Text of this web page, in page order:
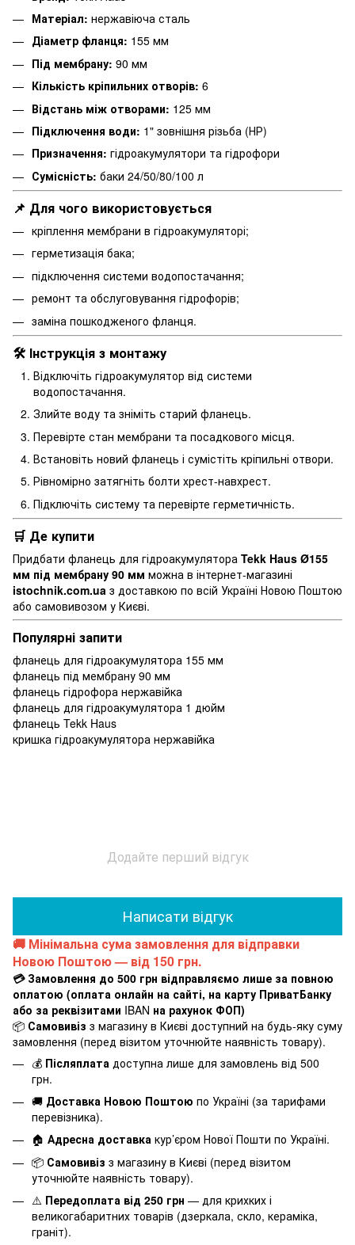
Матеріал: нержавіюча сталь
Діаметр фланця: 155 мм
Під мембрану: 90 мм
Кількість кріпильних отворів: 6
Відстань між отворами: 125 мм
Підключення води: 1" зовнішня різьба (НР)
Призначення: гідроакумулятори та гідрофори
Сумісність: баки 24/50/80/100 л
📌 Для чого використовується
кріплення мембрани в гідроакумуляторі;
герметизація бака;
підключення системи водопостачання;
ремонт та обслуговування гідрофорів;
заміна пошкодженого фланця.
🛠 Інструкція з монтажу
Відключіть гідроакумулятор від системи
водопостачання.
Злийте воду та зніміть старий фланець.
Перевірте стан мембрани та посадкового місця.
Встановіть новий фланець і сумістіть кріпильні отвори.
Рівномірно затягніть болти хрест-навхрест.
Підключіть систему та перевірте герметичність.
🛒 Де купити
Придбати фланець для гідроакумулятора Tekk Haus Ø155
мм під мембрану 90 мм можна в інтернет-магазині
istochnik.com.ua з доставкою по всій Україні Новою Поштою
або самовивозом у Києві.
Популярні запити
фланець для гідроакумулятора 155 мм
фланець під мембрану 90 мм
фланець гідрофора нержавійка
фланець для гідроакумулятора 1 дюйм
фланець Tekk Haus
кришка гідроакумулятора нержавійка
Додайте перший відгук
Написати відгук
🚚 Мінімальна сума замовлення для відправки
Новою Поштою — від 150 грн.
💳 Замовлення до 500 грн відправляємо лише за повною
оплатою (оплата онлайн на сайті, на карту ПриватБанку
або за реквізитами IBAN на рахунок ФОП)
📦 Самовивіз з магазину в Києві доступний на будь-яку суму
замовлення (перед візитом уточнюйте наявність товару).
💰 Післяплата доступна лише для замовлень від 500
грн.
🚚 Доставка Новою Поштою по Україні (за тарифами
перевізника).
🏠 Адресна доставка кур’єром Нової Пошти по Україні.
📦 Самовивіз з магазину в Києві (перед візитом
уточнюйте наявність товару).
⚠️ Передоплата від 250 грн — для крихких і
великогабаритних товарів (дзеркала, скло, кераміка,
граніт).